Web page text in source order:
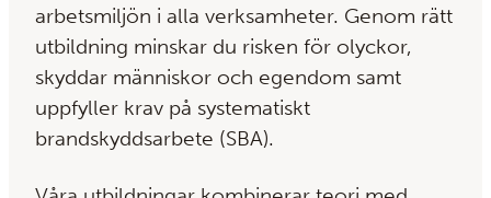
arbetsmiljön i alla verksamheter. Genom rätt
utbildning minskar du risken för olyckor,
skyddar människor och egendom samt
uppfyller krav på systematiskt
brandskyddsarbete (SBA).